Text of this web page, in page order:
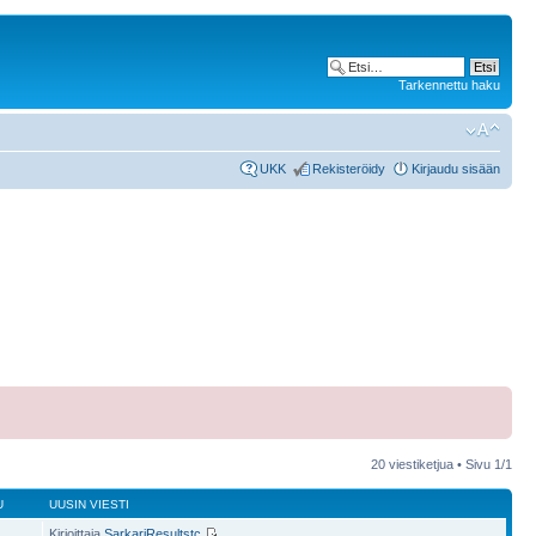
Tarkennettu haku
UKK Rekisteröidy Kirjaudu sisään
20 viestiketjua • Sivu 1/1
UUSIN VIESTI
KirjoittajaSarkariResultstc